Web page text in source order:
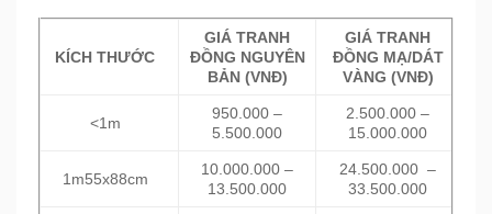
KÍCH THƯỚC
GIÁ TRANH
ĐỒNG NGUYÊN
BẢN (VNĐ)
GIÁ TRANH
ĐỒNG MẠ/DÁT
VÀNG (VNĐ)
<1m
950.000 –
5.500.000
2.500.000 –
15.000.000
1m55x88cm
10.000.000 –
13.500.000
24.500.000 –
33.500.000